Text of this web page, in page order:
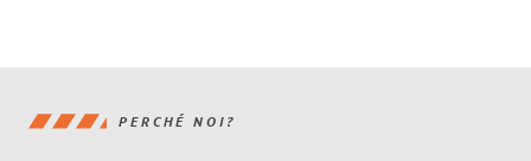
PERCHÉ NOI?